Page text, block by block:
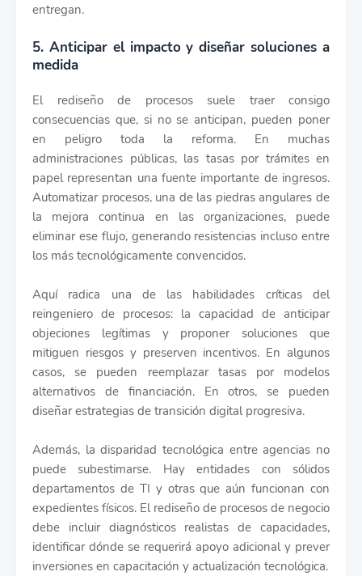
entregan.
5. Anticipar el impacto y diseñar soluciones a
medida
El rediseño de procesos suele traer consigo
consecuencias que, si no se anticipan, pueden poner
en peligro toda la reforma. En muchas
administraciones públicas, las tasas por trámites en
papel representan una fuente importante de ingresos.
Automatizar procesos, una de las piedras angulares de
la mejora continua en las organizaciones, puede
eliminar ese flujo, generando resistencias incluso entre
los más tecnológicamente convencidos.
Aquí radica una de las habilidades críticas del
reingeniero de procesos: la capacidad de anticipar
objeciones legítimas y proponer soluciones que
mitiguen riesgos y preserven incentivos. En algunos
casos, se pueden reemplazar tasas por modelos
alternativos de financiación. En otros, se pueden
diseñar estrategias de transición digital progresiva.
Además, la disparidad tecnológica entre agencias no
puede subestimarse. Hay entidades con sólidos
departamentos de TI y otras que aún funcionan con
expedientes físicos. El rediseño de procesos de negocio
debe incluir diagnósticos realistas de capacidades,
identificar dónde se requerirá apoyo adicional y prever
inversiones en capacitación y actualización tecnológica.